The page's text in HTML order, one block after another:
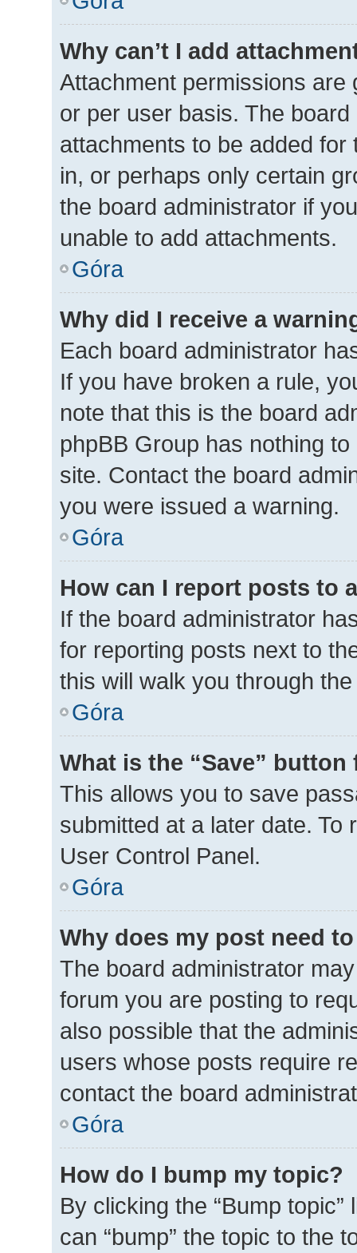
Why can’t I add
Attachment permissions
or per user basis. The
attachments to be added
in, or perhaps only certain
the board administrator if
unable to add attachments.
Góra
Why did I receive a
Each board administrator
If you have broken a rule,
note that this is the board
phpBB Group has nothing
site. Contact the board
you were issued a warning.
Góra
How can I report posts to
If the board administrator
for reporting posts next to
this will walk you through
Góra
What is the “Save”
This allows you to save
submitted at a later date.
User Control Panel.
Góra
Why does my post need
The board administrator
forum you are posting to
also possible that the
users whose posts require
contact the board
Góra
How do I bump my topic?
By clicking the “Bump
can “bump” the topic to the